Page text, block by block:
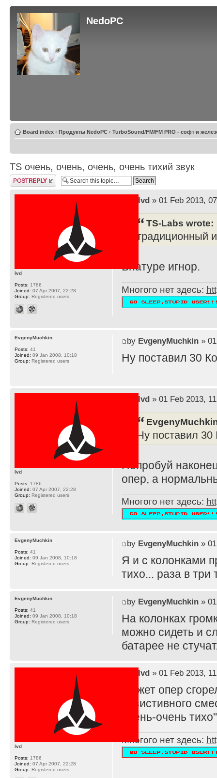
NedoPC
Board index ‹ Продукты NedoPC ‹ TurboSound/FM/FM PRO - софт и
TS очень, очень, очень, очень тихий звук
Post a reply
lvd» 01 Feb 2013,
TS-Labs wrote:
традиционный
Внатуре игнор.
Многого нет здесь:
lvd
Posts: 1786
Joined: 07 Apr 2007, 22:28
Group: Registered users
by EvgenyMuchkin» 01
Ну поставил 30
EvgenyMuchkin
Posts: 41
Joined: 09 Jan 2008, 10:18
Group: Registered users
lvd» 01 Feb 2013,
Ну поставил
Попробуй
опер, а
Многого нет здесь:
lvd
Posts: 1786
Joined: 07 Apr 2007, 22:28
Group: Registered users
by EvgenyMuchkin» 01
Я и с колонками
тихо... раза в
EvgenyMuchkin
Posts: 41
Joined: 09 Jan 2008, 10:18
Group: Registered users
by EvgenyMuchkin» 01
На колонках
можно сидеть и
батарее не
EvgenyMuchkin
Posts: 41
Joined: 09 Jan 2008, 10:18
Group: Registered users
lvd» 01 Feb 2013,
Может опер
резистивного
очень-очень
Многого нет здесь:
lvd
Posts: 1786
Joined: 07 Apr 2007, 22:28
Group: Registered users